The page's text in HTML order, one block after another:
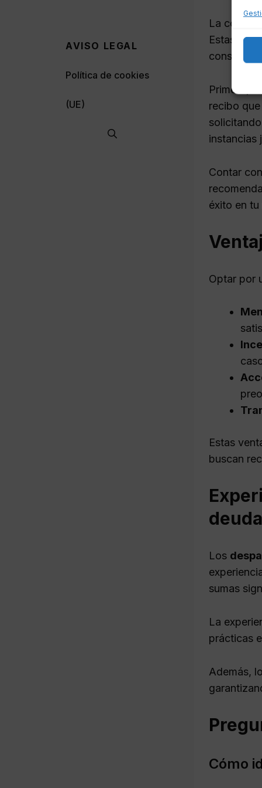
La
Estas
Primero,
recibo
instancias
Contar
éxito en tu
Optar por
Estas
buscan
Los
sumas
La
prácticas
Además,
Cómo
AVISO LEGAL
Política de cookies
(UE)